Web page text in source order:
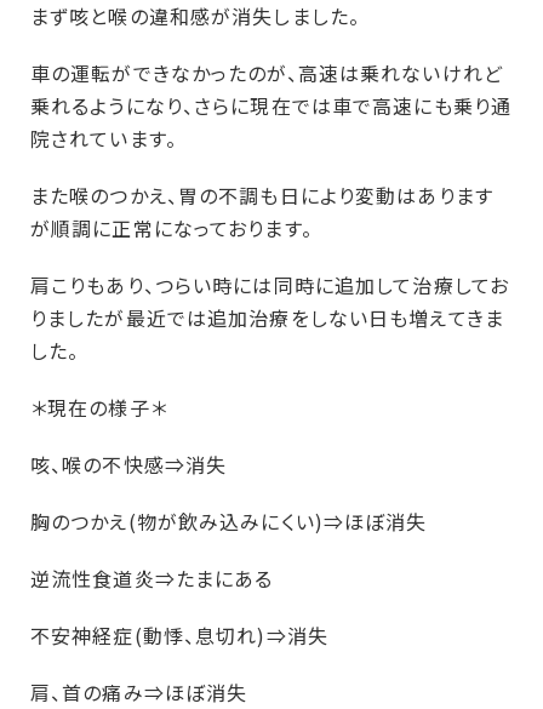
まず咳と喉の違和感が消失しました。
車の運転ができなかったのが、高速は乗れないけれど
乗れるようになり、さらに現在では車で高速にも乗り通
院されています。
また喉のつかえ、胃の不調も日により変動はあります
が順調に正常になっております。
肩こりもあり、つらい時には同時に追加して治療してお
りましたが最近では追加治療をしない日も増えてきま
した。
＊現在の様子＊
咳、喉の不快感⇒消失
胸のつかえ(物が飲み込みにくい)⇒ほぼ消失
逆流性食道炎⇒たまにある
不安神経症(動悸、息切れ)⇒消失
肩、首の痛み⇒ほぼ消失